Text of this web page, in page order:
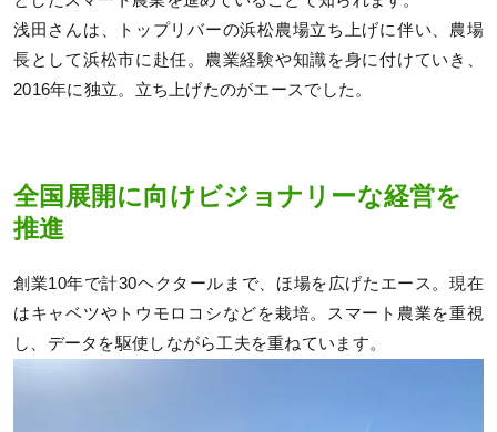
浅田さんは、トップリバーの浜松農場立ち上げに伴い、農場
長として浜松市に赴任。農業経験や知識を身に付けていき、
2016年に独立。立ち上げたのがエースでした。
全国展開に向けビジョナリーな経営を
推進
創業10年で計30ヘクタールまで、ほ場を広げたエース。現在
はキャベツやトウモロコシなどを栽培。スマート農業を重視
し、データを駆使しながら工夫を重ねています。